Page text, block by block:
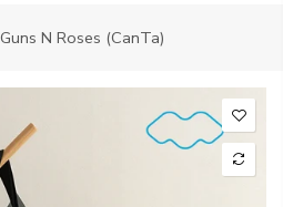
Guns N Roses (CanTa)